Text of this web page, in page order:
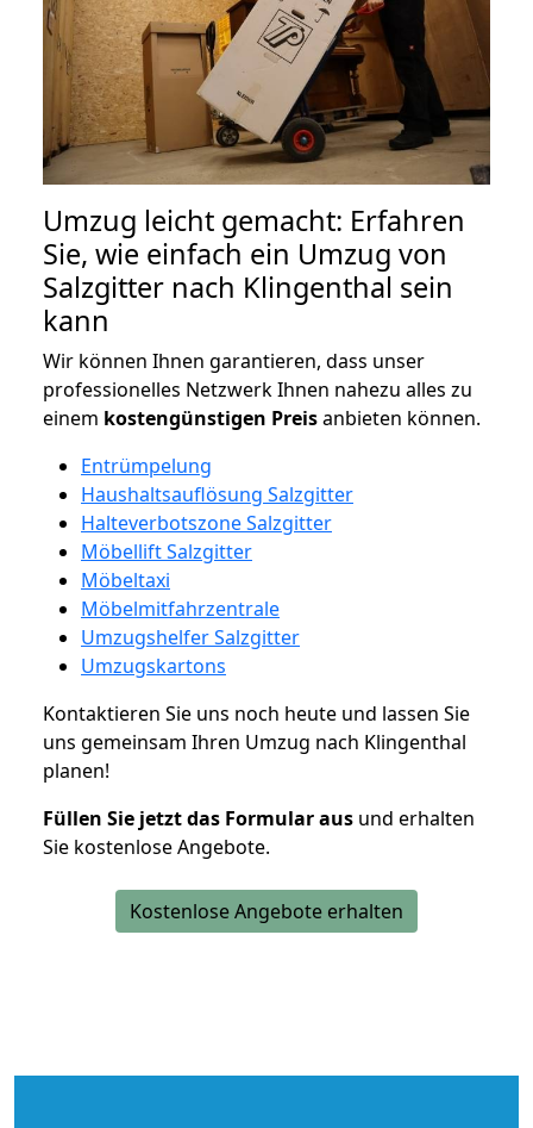
Umzug leicht gemacht: Erfahren
Sie, wie einfach ein Umzug von
Salzgitter nach Klingenthal sein
kann
Wir können Ihnen garantieren, dass unser
professionelles Netzwerk Ihnen nahezu alles zu
einem kostengünstigen Preisanbieten können.
Entrümpelung
Haushaltsauflösung Salzgitter
Halteverbotszone Salzgitter
Möbellift Salzgitter
Möbeltaxi
Möbelmitfahrzentrale
Umzugshelfer Salzgitter
Umzugskartons
Kontaktieren Sie uns noch heute und lassen Sie
uns gemeinsam Ihren Umzug nach Klingenthal
planen!
Füllen Sie jetzt das Formular aus und erhalten
Sie kostenlose Angebote.
Kostenlose Angebote erhalten